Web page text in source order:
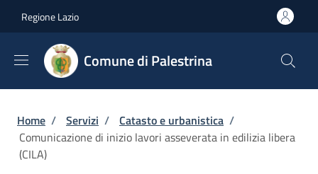
Regione Lazio
Comune di Palestrina
Briciole di pane
Home / Servizi / Catasto e urbanistica /
Comunicazione di inizio lavori asseverata in edilizia libera
(CILA)